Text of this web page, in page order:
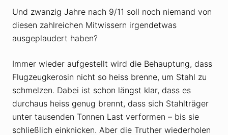
Und zwanzig Jahre nach 9/11 soll noch niemand von
diesen zahlreichen Mitwissern irgendetwas
ausgeplaudert haben?
Immer wieder aufgestellt wird die Behauptung, dass
Flugzeugkerosin nicht so heiss brenne, um Stahl zu
schmelzen. Dabei ist schon längst klar, dass es
durchaus heiss genug brennt, dass sich Stahlträger
unter tausenden Tonnen Last verformen – bis sie
schließlich einknicken. Aber die Truther wiederholen